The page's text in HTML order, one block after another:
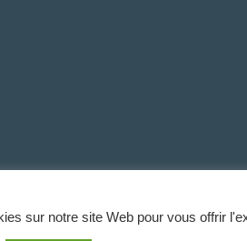
sur notre site Web pour vous offrir